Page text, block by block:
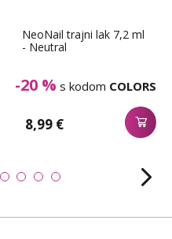
NeoNail trajni lak 7,2 ml
- Neutral
-20 % s kodom COLORS
8,99 €